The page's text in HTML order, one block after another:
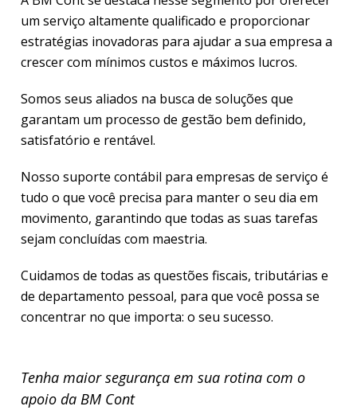
um serviço altamente qualificado e proporcionar
estratégias inovadoras para ajudar a sua empresa a
crescer com mínimos custos e máximos lucros.
Somos seus aliados na busca de soluções que
garantam um processo de gestão bem definido,
satisfatório e rentável.
Nosso suporte contábil para empresas de serviço é
tudo o que você precisa para manter o seu dia em
movimento, garantindo que todas as suas tarefas
sejam concluídas com maestria.
Cuidamos de todas as questões fiscais, tributárias e
de departamento pessoal, para que você possa se
concentrar no que importa: o seu sucesso.
Tenha maior segurança em sua rotina com o
apoio da BM Cont